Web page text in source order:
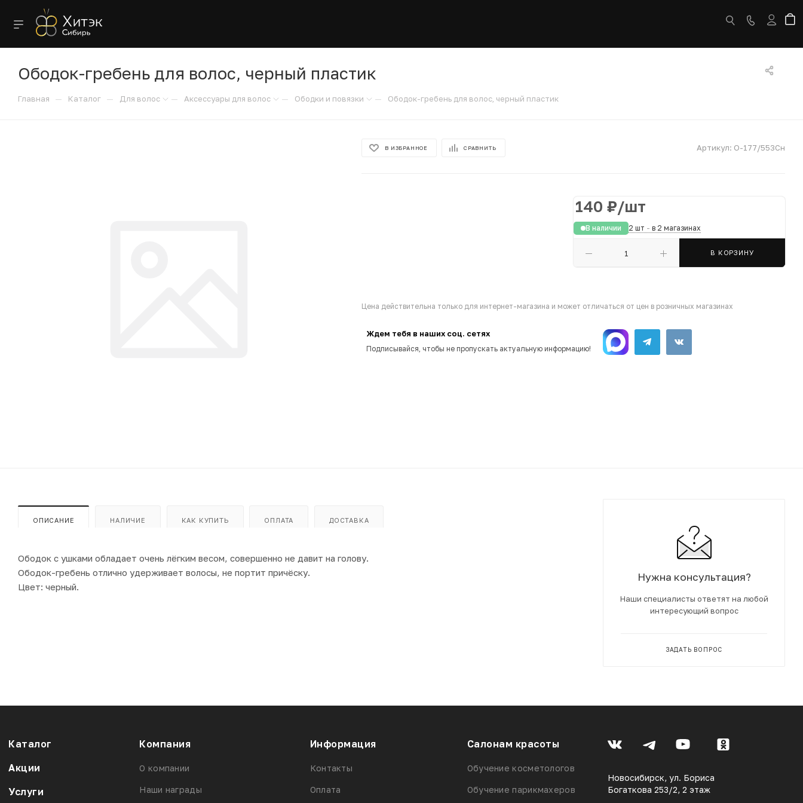
Ободок-гребень для волос, черный пластик
Главная — Каталог — Для волос — Аксессуары для волос — Ободки и повязки — Ободок-гребень для волос, черный пластик
В ИЗБРАННОЕ СРАВНИТЬ Артикул: О-177/553Сн
140 ₽/шт
В наличии 2 шт - в 2 магазинах
В КОРЗИНУ
Цена действительна только для интернет-магазина и может отличаться от цен в розничных магазинах
Ждем тебя в наших соц. сетях
Подписывайся, чтобы не пропускать актуальную информацию!
ОПИСАНИЕ НАЛИЧИЕ КАК КУПИТЬ ОПЛАТА ДОСТАВКА
Ободок с ушками обладает очень лёгким весом, совершенно не давит на голову.
Ободок-гребень отлично удерживает волосы, не портит причёску.
Цвет: черный.
Нужна консультация?
Наши специалисты ответят на любой
интересующий вопрос
ЗАДАТЬ ВОПРОС
Каталог
Акции
Услуги
Компания
О компании
Наши награды
Информация
Контакты
Оплата
Салонам красоты
Обучение косметологов
Обучение парикмахеров
Новосибирск, ул. Бориса
Богаткова 253/2, 2 этаж